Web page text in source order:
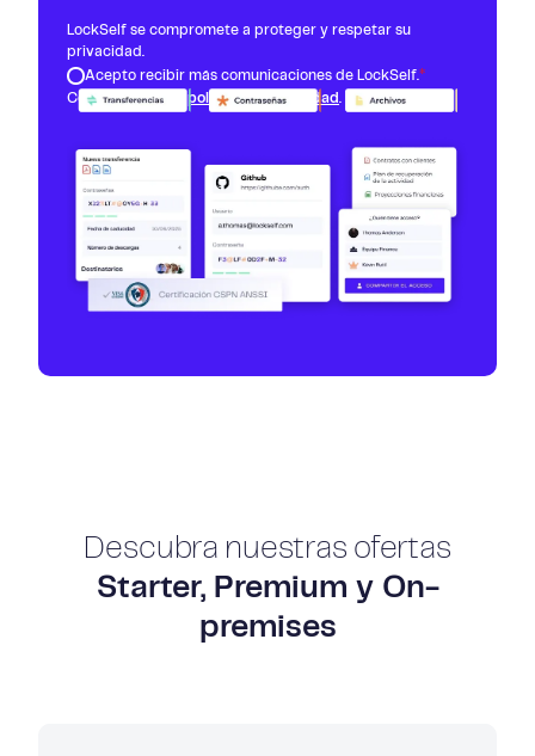
LockSelf se compromete a proteger y respetar su
privacidad.
Acepto recibir más comunicaciones de LockSelf.*
Consulte nuestra política de privacidad
Descubra nuestras ofertas
Starter, Premium y On-
premises